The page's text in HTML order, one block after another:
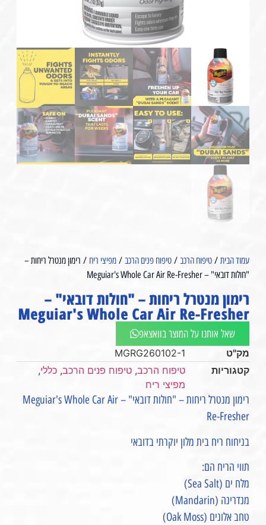
עמוד הבית/ טיפוח הרכב/ טיפוח פנים הרכב/ מפיצי ריח / רימון מנטרל ריחות –
"חולות דובאי" – Meguiar's Whole Car Air Re-Fresher⁩
רימון מנטרל ריחות – "חולות דובאי" –
Meguiar's Whole Car Air Re-Fresher⁩
שאל אותנו על המוצר בוואצאפ
מק"ט
MGRG260102-1
קטגוריות
טיפוח הרכב, טיפוח פנים הרכב, כללי,
מפיצי ריח
רימון מנטרל ריחות – "חולות דובאי" – Meguiar's Whole Car Air
Re-Fresher⁩
בניחוח ריח בית מלון יוקרתי בדובאי
תווי הריח הם:
מלח ים (Sea Salt)
מנדרינה (Mandarin)
טחב אלונים (Oak Moss)